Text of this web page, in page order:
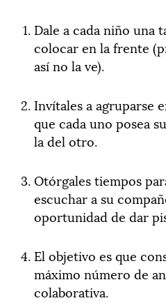
Dale a cada niño una
colocar en la frente
así no la ve).
Invítales a agruparse
que cada uno posea
la del otro.
Otórgales tiempos
escuchar a su
oportunidad de dar
El objetivo es que
máximo número de
colaborativa.